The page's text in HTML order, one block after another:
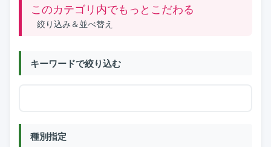
有料会員サービス
無料ダウンロード
このカテゴリ内でもっとこだわる
絞り込み＆並べ替え
キーワードで絞り込む
種別指定